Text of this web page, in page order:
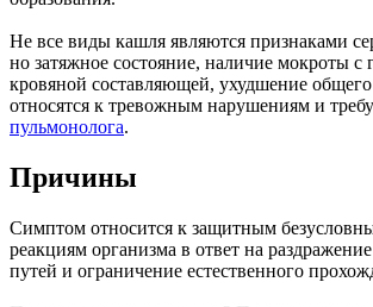
Не все виды кашля являются признаками
но затяжное состояние, наличие мокроты с
кровяной составляющей, ухудшение
относятся к тревожным нарушениям и
пульмонолога.
Причины
Симптом относится к защитным
реакциям организма в ответ на
путей и ограничение естественного